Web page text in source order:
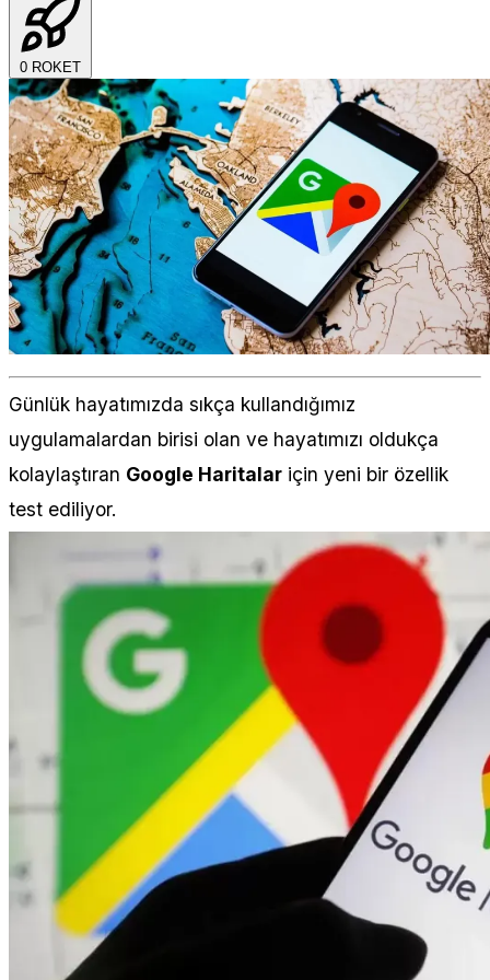
0 ROKET
Günlük hayatımızda sıkça kullandığımız
uygulamalardan birisi olan ve hayatımızı oldukça
kolaylaştıran Google Haritalar için yeni bir özellik
test ediliyor.